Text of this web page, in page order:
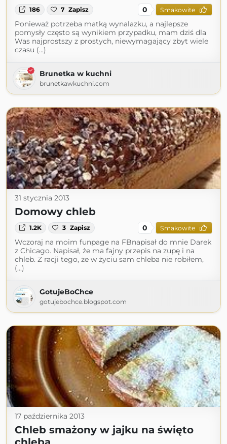
186 7 Zapisz 0 Smakowite
Ponieważ potrzeba matką wynalazku, a najlepsze
pomysły często są wynikiem przypadku, mam dziś dla
Was najprostszy z prostych, niewymagający zbyt wiele
czasu (...)
Brunetka w kuchni
brunetkawkuchni.com
31 stycznia 2013
Domowy chleb
1.2K 3 Zapisz 0 Smakowite
Wczoraj na moim funpage na FBnapisał do mnie Darek
z Chicago. Napisał, że ma fajny przepis na zupę i na
chleb. Z racji tego, że w życiu sam chleba nie robiłem,
(...)
GotujeBoChce
gotujebochce.blogspot.com
17 października 2013
Chleb smażony w jajku na święto